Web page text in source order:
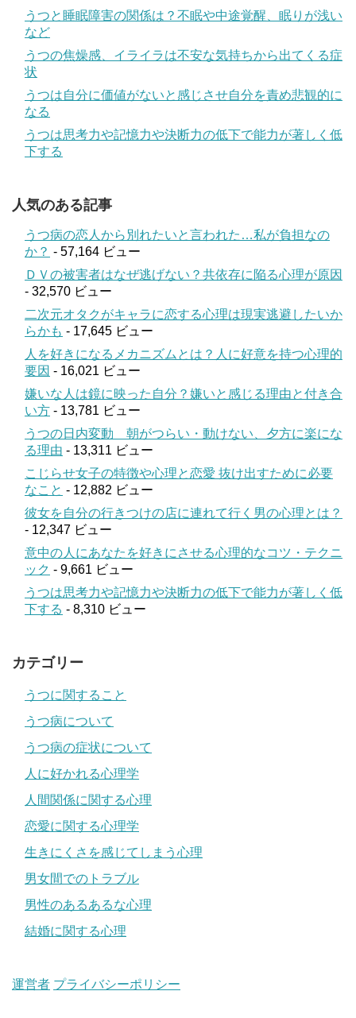
うつと睡眠障害の関係は？不眠や中途覚醒、眠りが浅い
など
うつの焦燥感、イライラは不安な気持ちから出てくる症
状
うつは自分に価値がないと感じさせ自分を責め悲観的に
なる
うつは思考力や記憶力や決断力の低下で能力が著しく低
下する
人気のある記事
うつ病の恋人から別れたいと言われた…私が負担なの
か？ - 57,164 ビュー
ＤＶの被害者はなぜ逃げない？共依存に陥る心理が原因
- 32,570 ビュー
二次元オタクがキャラに恋する心理は現実逃避したいか
らかも - 17,645 ビュー
人を好きになるメカニズムとは？人に好意を持つ心理的
要因 - 16,021 ビュー
嫌いな人は鏡に映った自分？嫌いと感じる理由と付き合
い方 - 13,781 ビュー
うつの日内変動 朝がつらい・動けない、夕方に楽にな
る理由 - 13,311 ビュー
こじらせ女子の特徴や心理と恋愛 抜け出すために必要
なこと - 12,882 ビュー
彼女を自分の行きつけの店に連れて行く男の心理とは？
- 12,347 ビュー
意中の人にあなたを好きにさせる心理的なコツ・テクニ
ック - 9,661 ビュー
うつは思考力や記憶力や決断力の低下で能力が著しく低
下する - 8,310 ビュー
カテゴリー
うつに関すること
うつ病について
うつ病の症状について
人に好かれる心理学
人間関係に関する心理
恋愛に関する心理学
生きにくさを感じてしまう心理
男女間でのトラブル
男性のあるあるな心理
結婚に関する心理
運営者 プライバシーポリシー